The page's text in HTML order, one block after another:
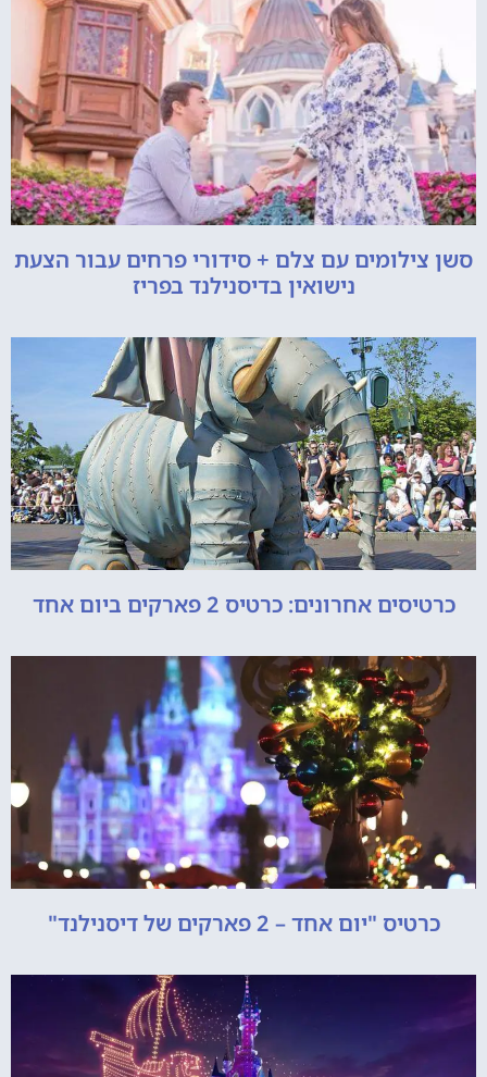
סשן צילומים עם צלם + סידורי פרחים עבור הצעת
נישואין בדיסנילנד בפריז
כרטיסים אחרונים: כרטיס 2 פארקים ביום אחד
כרטיס "יום אחד – 2 פארקים של דיסנילנד"